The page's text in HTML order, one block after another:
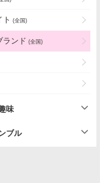
(全国)
ランド (全国)
味
ブル